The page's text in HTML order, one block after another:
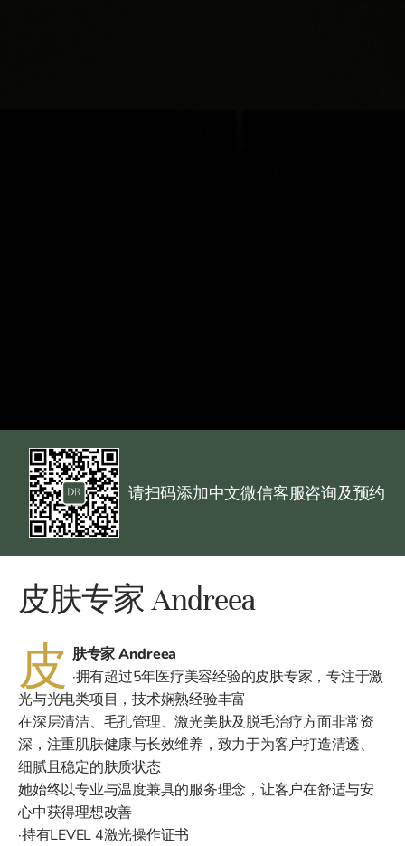
请扫码添加中文微信客服咨询及预约
皮肤专家 Andreea
皮 肤专家 Andreea
·拥有超过5年医疗美容经验的皮肤专家，专注于激
光与光电类项目，技术娴熟经验丰富
在深层清洁、毛孔管理、激光美肤及脱毛治疗方面非常资
深，注重肌肤健康与长效维养，致力于为客户打造清透、
细腻且稳定的肤质状态
她始终以专业与温度兼具的服务理念，让客户在舒适与安
心中获得理想改善
·持有LEVEL 4激光操作证书